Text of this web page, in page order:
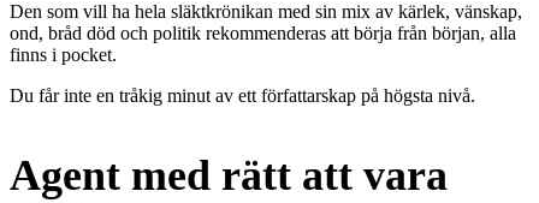
Den som vill ha hela släktkrönikan med sin mix av kärlek, vänskap,
ond, bråd död och politik rekommenderas att börja från början, alla
finns i pocket.
Du får inte en tråkig minut av ett författarskap på högsta nivå.
Agent med rätt att vara